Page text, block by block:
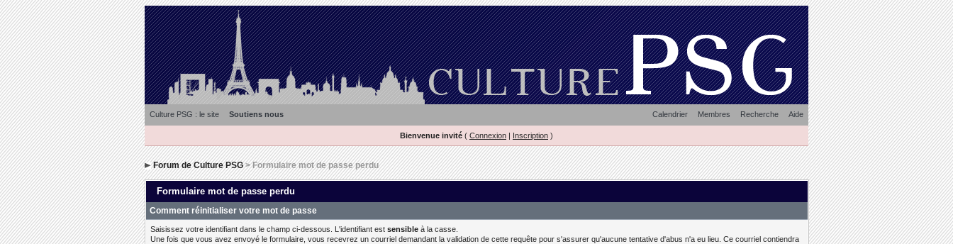
Culture PSG : le site Soutiens nous Aide
Recherche
Membres
Calendrier
Bienvenue invité ( Connexion | Inscription )
Forum de Culture PSG> Formulaire mot de passe perdu
Formulaire mot de passe perdu
Comment réinitialiser votre mot de passe
Saisissez votre identifiant dans le champ ci-dessous. L'identifiant est sensibleà la casse.
Une fois que vous avez envoyé le formulaire, vous recevrez un courriel demandant la validation de cette requête pour s'assurer qu'aucune tentative d'abus n'a eu lieu. Ce courriel contiendra